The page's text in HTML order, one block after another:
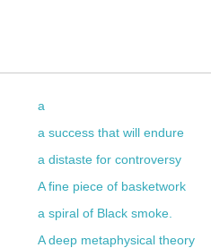
a
a success that will endure
a distaste for controversy
A fine piece of basketwork
a spiral of Black smoke.
A deep metaphysical theory